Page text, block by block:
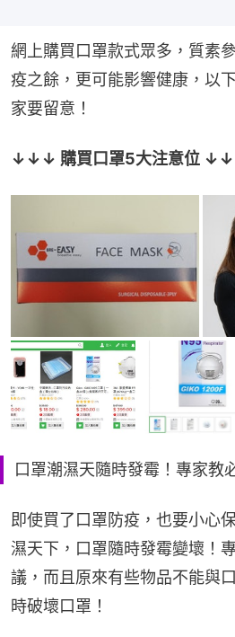
網上購買口罩款式眾多，質素
疫之餘，更可能影響健康，以
家要留意！
↓↓↓ 購買口罩5大注意位
口罩潮濕天隨時發霉！專家教
即使買了口罩防疫，也要小心
濕天下，口罩隨時發霉變壞！
議，而且原來有些物品不能與
時破壞口罩！